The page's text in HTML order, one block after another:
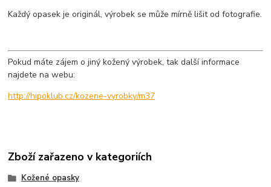
Každý opasek je originál, výrobek se může mírně lišit od fotografie.
Pokud máte zájem o jiný kožený výrobek, tak další informace
najdete na webu:
http://hipoklub.cz/kozene-vyrobky/m37
Zboží zařazeno v kategoriích
Kožené opasky